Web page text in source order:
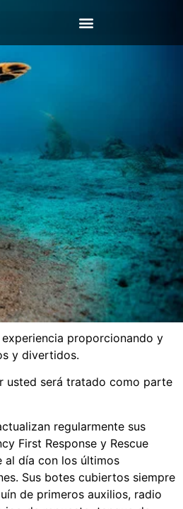
proporcionando y
y divertidos.
usted será tratado como parte
regularmente sus
First Response y Rescue
al día con los últimos
Sus botes cubiertos siempre
de primeros auxilios, radio